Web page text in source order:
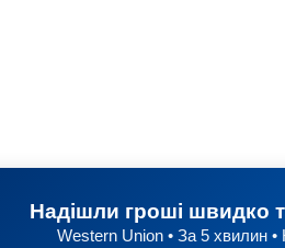
Надішли гроші швидко
Western Union • За 5 хвилин